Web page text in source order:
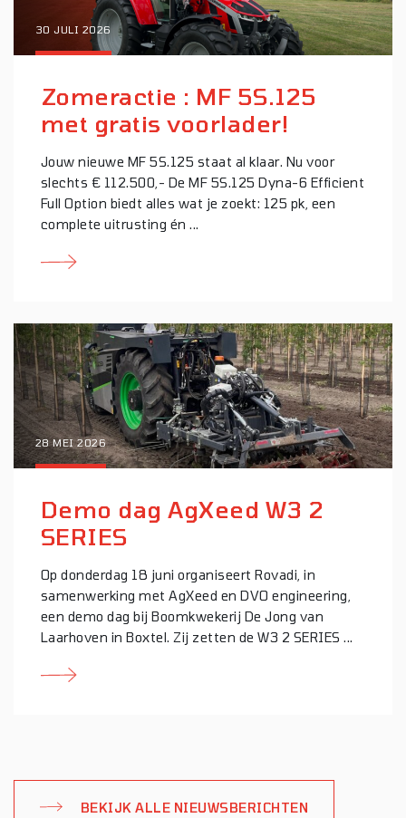
30 JULI 2026
Zomeractie : MF 5S.125
met gratis voorlader!
Jouw nieuwe MF 5S.125 staat al klaar. Nu voor
slechts € 112.500,- De MF 5S.125 Dyna-6 Efficient
Full Option biedt alles wat je zoekt: 125 pk, een
complete uitrusting én ...
28 MEI 2026
Demo dag AgXeed W3 2
SERIES
Op donderdag 18 juni organiseert Rovadi, in
samenwerking met AgXeed en DVO engineering,
een demo dag bij Boomkwekerij De Jong van
Laarhoven in Boxtel. Zij zetten de W3 2 SERIES ...
BEKIJK ALLE NIEUWSBERICHTEN